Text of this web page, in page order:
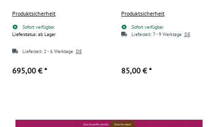
Produktsicherheit
Sofort verfügbar
Lieferstatus: ab Lager
Lieferzeit: 2 - 6 Werktage DE
695,00 € *
Produktsicherheit
Sofort verfügbar
Lieferzeit: 7 - 9 Werktage DE
85,00 € *